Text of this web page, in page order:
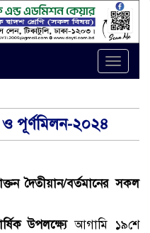
Toggle
ও পূর্ণমিলন-২০২৪
দৈতীয়ান/বর্তমানের সকল
উপলক্ষ্যেআগামি ১৯শে